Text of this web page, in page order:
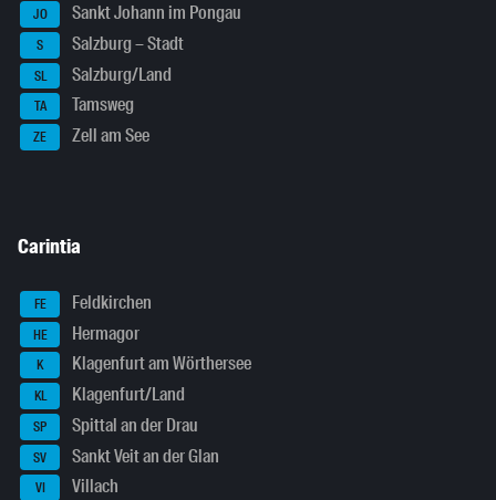
JO Sankt Johann im Pongau
S Salzburg – Stadt
SL Salzburg/Land
TA Tamsweg
ZE Zell am See
Carintia
FE Feldkirchen
HE Hermagor
K Klagenfurt am Wörthersee
KL Klagenfurt/Land
SP Spittal an der Drau
SV Sankt Veit an der Glan
VI Villach